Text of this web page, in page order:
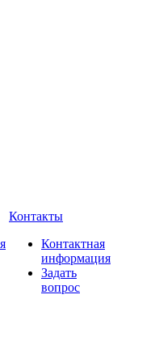
Контакты
Контактная
информация
Задать
вопрос